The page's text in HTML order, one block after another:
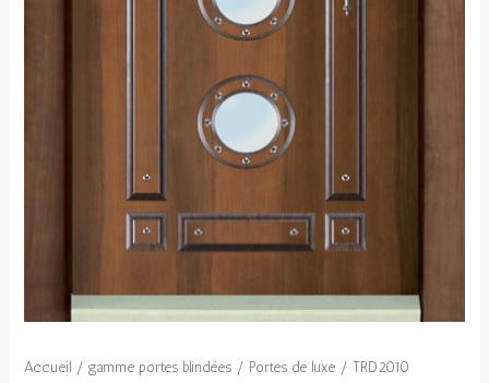
Accueil /gamme portes blindées / Portes de luxe / TRD2010